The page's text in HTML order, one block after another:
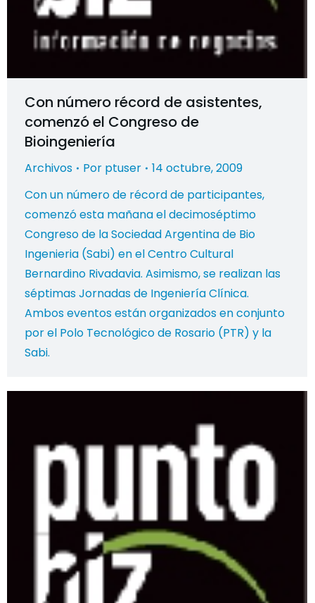
Con número récord de asistentes,
comenzó el Congreso de
Bioingeniería
Archivos Por ptuser
14 octubre, 2009
Con un número de récord de participantes,
comenzó esta mañana el decimoséptimo
Congreso de la Sociedad Argentina de Bio
Ingenieria (Sabi) en el Centro Cultural
Bernardino Rivadavia. Asimismo, se realizan las
séptimas Jornadas de Ingeniería Clínica.
Ambos eventos están organizados en conjunto
por el Polo Tecnológico de Rosario (PTR) y la
Sabi.